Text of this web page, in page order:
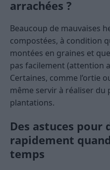
arrachées ?
Beaucoup de mauvaises
compostées, à condition
montées en graines et
pas facilement (attention
Certaines, comme l’ortie
même servir à réaliser
plantations.
Des astuces pour
rapidement
temps